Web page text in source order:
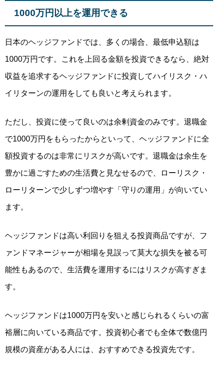
1000万円以上を運用できる
日本のヘッジファンドでは、多くの場合、最低申込額は
1000万円です。これを上回る金額を投資できるなら、絶対
収益を追求するヘッジファンドに投資してハイリスク・ハ
イリターンの運用をしても良いと考えられます。
ただし、投資に使って良いのは余剰資金のみです。退職金
で1000万円をもらったからといって、ヘッジファンドに全
額投資するのは非常にリスクが高いです。退職金は余生を
豊かに過ごすための生活費と見なせるので、ローリスク・
ローリターンで少しずつ増やす 「守りの運用」が向いてい
ます。
ヘッジファンドは高い利回りを狙える投資商品ですが、フ
ァンドマネージャーが相場を見誤って莫大な損失を被る可
能性もあるので、 生活費を運用するにはリスクが高すぎま
す。
ヘッジファンドは1000万円を安いと感じられるくらいの富
裕層に向いている商品です。投資初心者でも全体で数億円
規模の資産がある人には、おすすめできる投資先です。